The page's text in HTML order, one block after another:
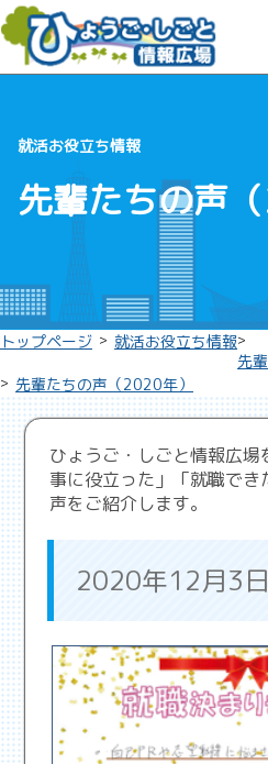
就活お役立ち情報
先輩たちの声
トップページ > 就活お役立ち情報>
先
> 先輩たちの声（2020年）
ひょうご・しごと情報広
事に役立った」「就職でき
声をご紹介します。
2020年12月3